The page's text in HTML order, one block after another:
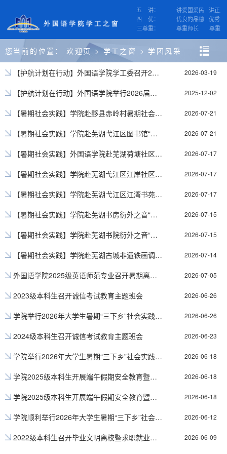
WELCOME TO THE
五 讲：
四 优：
三尊重：
讲爱国爱民 讲正
优良的品德 优秀
尊重师长 尊重
您当前的位置： 欢迎页 > 学工之窗 > 学团风采
【护航计划在行动】外国语学院学工委召开2026年第2次会议暨2026届毕业生就业工作推进会 2026-03-19
【护航计划在行动】外国语学院举行2026届考研冲刺指导慰问会 2025-12-02
【暑期社会实践】学院赴黟县赤岭村暑期社会实践顺利开展 2026-07-21
【暑期社会实践】学院赴芜湖弋江区图书馆“语你同习”暑期社会实践顺利开展 2026-07-21
【暑期社会实践】外国语学院赴芜湖荷塘社区“语你童行”暑期社会实践顺利开展 2026-07-17
【暑期社会实践】学院赴芜湖弋江区江岸社区“语你童行”暑期社会实践顺利开展 2026-07-17
【暑期社会实践】学院赴芜湖弋江区江湾书苑“语你童行”暑期社会实践顺利开展 2026-07-17
【暑期社会实践】学院赴芜湖书房衍外之音“语你童行”暑期社会实践顺利开展 2026-07-15
【暑期社会实践】学院赴芜湖书院衍外之音“语你童行”暑期社会实践顺利开展 2026-07-15
【暑期社会实践】学院赴芜湖古城非遗铁画调研暑期社会实践顺利开展 2026-07-14
外国语学院2025级英语师范专业召开暑期离校、留校安全教育主题班会 2026-07-05
2023级本科生召开诚信考试教育主题班会 2026-06-26
学院举行2026年大学生暑期“三下乡”社会实践安全培训会 2026-06-26
2024级本科生召开诚信考试教育主题班会 2026-06-23
学院举行2026年大学生暑期“三下乡”社会实践新闻宣传业务培训会暨网络文明教育报告会 2026-06-18
学院2025级本科生开展端午假期安全教育暨诚信考试教育主题班会 2026-06-18
学院2025级本科生开展端午假期安全教育暨诚信考试教育主题班会 2026-06-18
学院顺利举行2026年大学生暑期“三下乡”社会实践立项答辩会 2026-06-12
2022级本科生召开毕业文明离校暨求职就业权益保护主题班会 2026-06-09